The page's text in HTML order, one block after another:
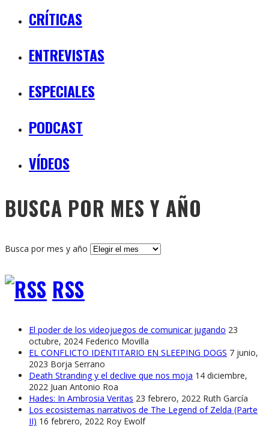
CRÍTICAS
ENTREVISTAS
ESPECIALES
PODCAST
VÍDEOS
BUSCA POR MES Y AÑO
Busca por mes y año
RSS
El poder de los videojuegos de comunicar jugando 23
octubre, 2024 Federico Movilla
EL CONFLICTO IDENTITARIO EN SLEEPING DOGS 7 junio,
2023 Borja Serrano
Death Stranding y el declive que nos moja 14 diciembre,
2022 Juan Antonio Roa
Hades: In Ambrosia Veritas 23 febrero, 2022 Ruth García
Los ecosistemas narrativos de The Legend of Zelda (Parte
II) 16 febrero, 2022 Roy Ewolf